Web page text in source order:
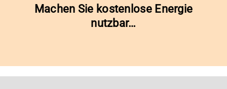
Machen Sie kostenlose Energie
nutzbar…